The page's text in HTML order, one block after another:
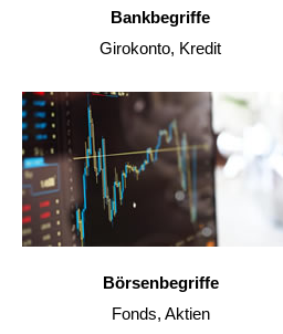
Bankbegriffe
Girokonto, Kredit
Börsenbegriffe
Fonds, Aktien